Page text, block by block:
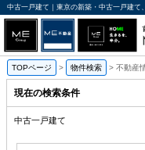
中古一戸建て｜東京の新築・中古一戸建
TOPページ > 物件検索 > 不動産
現在の検索条件
中古一戸建て